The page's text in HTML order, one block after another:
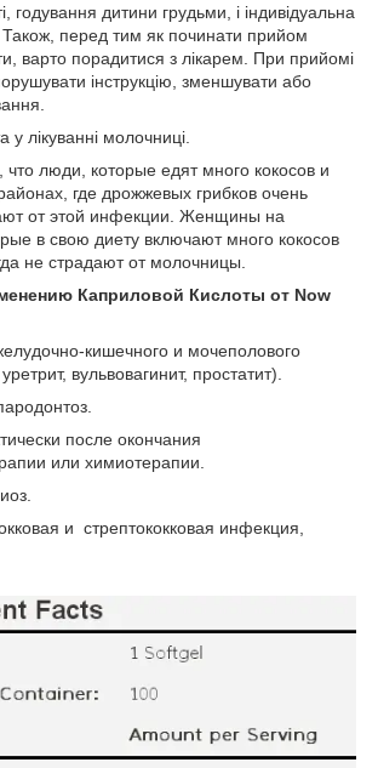
годування дитини грудьми, і індивідуальна
Також, перед тим як починати прийом
варто порадитися з лікарем. При прийомі
інструкцію, зменшувати або
у лікуванні молочниці.
люди, которые едят много кокосов и
где дрожжевых грибков очень
от этой инфекции. Женщины на
в свою диету включают много кокосов
не страдают от молочницы.
Каприловой Кислоты от Now
кишечного и мочеполового
вульвовагинит, простатит).
после окончания
или химиотерапии.
и стрептококковая инфекция,